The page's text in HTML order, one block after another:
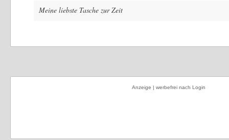
Meine liebste Tasche zur Zeit
Anzeige | werbefrei nach Login